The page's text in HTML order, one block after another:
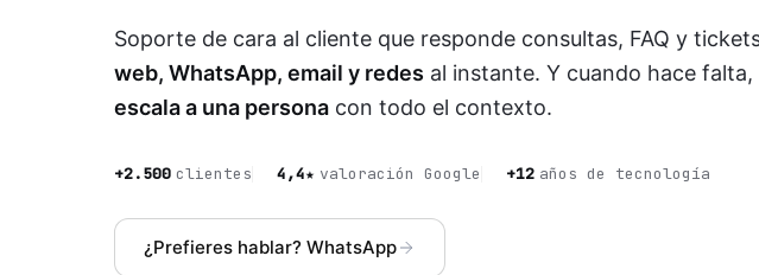
Soporte de cara al cliente que responde consultas, FAQ y
web, WhatsApp, email y redes al instante. Y cuando hace falta,
escala a una persona con todo el contexto.
+2.500 clientes 4,4★ valoración Google +12 años de tecnología
¿Prefieres hablar? WhatsApp